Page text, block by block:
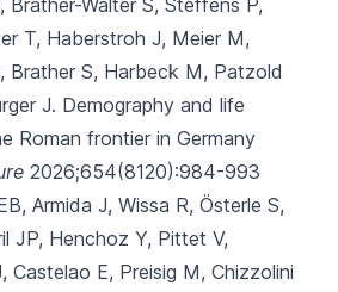
Brather-Walter S, Steffens P,
T, Haberstroh J, Meier M,
Brather S, Harbeck M, Patzold
J. Demography and life
Roman frontier in Germany
2026;654(8120):984-993
Armida J, Wissa R, Österle S,
JP, Henchoz Y, Pittet V,
Castelao E, Preisig M, Chizzolini